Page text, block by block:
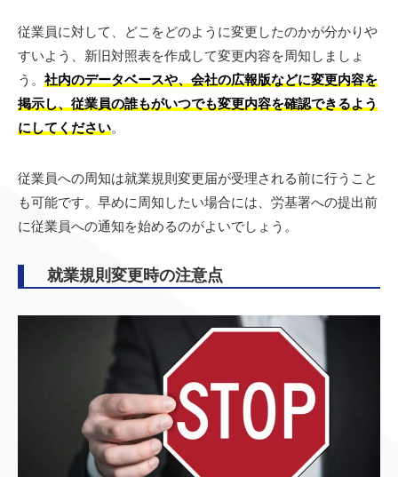
従業員に対して、どこをどのように変更したのかが分かりや
すいよう、新旧対照表を作成して変更内容を周知しましょ
う。 社内のデータベースや、会社の広報版などに変更内容を
掲示し、従業員の誰もがいつでも変更内容を確認できるよう
にしてください。
従業員への周知は就業規則変更届が受理される前に行うこと
も可能です。早めに周知したい場合には、労基署への提出前
に従業員への通知を始めるのがよいでしょう。
就業規則変更時の注意点